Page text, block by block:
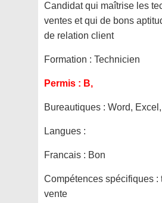
Candidat qui maîtrise les
ventes et qui de bons
de relation client
Formation : Technicien
Permis : B,
Bureautiques : Word, Excel,
Langues :
Francais : Bon
Compétences spécifiques :
vente